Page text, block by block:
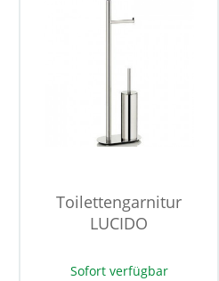
Toilettengarnitur
LUCIDO
Sofort verfügbar